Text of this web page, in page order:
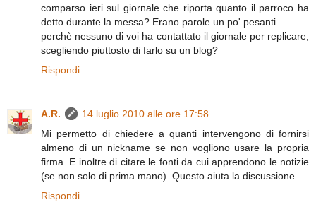
comparso ieri sul giornale che riporta quanto il parroco ha
detto durante la messa? Erano parole un po' pesanti...
perchè nessuno di voi ha contattato il giornale per replicare,
scegliendo piuttosto di farlo su un blog?
Rispondi
A.R.
14 luglio 2010 alle ore 17:58
Mi permetto di chiedere a quanti intervengono di fornirsi
almeno di un nickname se non vogliono usare la propria
firma. E inoltre di citare le fonti da cui apprendono le notizie
(se non solo di prima mano). Questo aiuta la discussione.
Rispondi